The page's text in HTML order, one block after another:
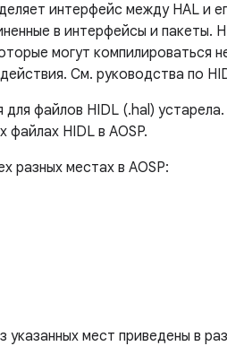
интерфейс между HAL и
в интерфейсы и пакеты.
могут компилироваться
См. руководства по
для файлов HIDL (.hal)
HIDL в AOSP.
разных местах в AOSP:
мест приведены в